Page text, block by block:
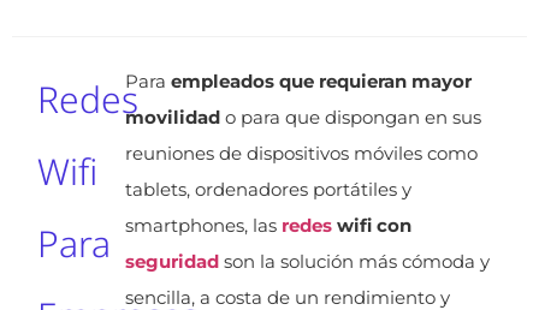
Redes
Wifi
Para
Paraempleados que requieran mayor
movilidad o para que dispongan en sus
reuniones de dispositivos móviles como
tablets, ordenadores portátiles y
smartphones, las redes wifi con
seguridad son la solución más cómoda y
sencilla, a costa de un rendimiento y